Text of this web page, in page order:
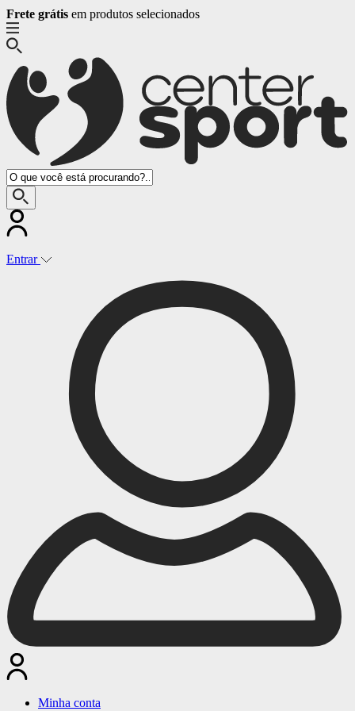
Fale Conosco
Entrar
Minha conta